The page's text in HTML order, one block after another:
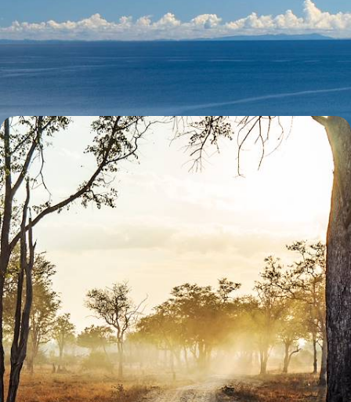
Les Chutes Victoria pour porte d'entrée, un voyage inédit conjuguant
un safari en Zambie et une île de rêve au Malawi
13 jours, de 7000 à 9600 €
Bush camps et safaris privilégiés - La Zambie
révélée
Une réserve et deux grands parcs pour aller à la rencontre de la plus
noble faune africaine
9 jours, de 8000 à 10500 €
Toutes nos suggestions de voyages en Zambie (3)
La Zambie selonvos envies
Parce que chaque voyageur est différent